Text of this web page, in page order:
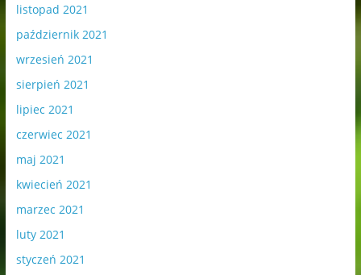
listopad 2021
październik 2021
wrzesień 2021
sierpień 2021
lipiec 2021
czerwiec 2021
maj 2021
kwiecień 2021
marzec 2021
luty 2021
styczeń 2021